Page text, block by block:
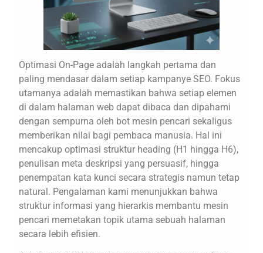
Optimasi On-Page adalah langkah pertama dan
paling mendasar dalam setiap kampanye SEO. Fokus
utamanya adalah memastikan bahwa setiap elemen
di dalam halaman web dapat dibaca dan dipahami
dengan sempurna oleh bot mesin pencari sekaligus
memberikan nilai bagi pembaca manusia. Hal ini
mencakup optimasi struktur heading (H1 hingga H6),
penulisan meta deskripsi yang persuasif, hingga
penempatan kata kunci secara strategis namun tetap
natural. Pengalaman kami menunjukkan bahwa
struktur informasi yang hierarkis membantu mesin
pencari memetakan topik utama sebuah halaman
secara lebih efisien.